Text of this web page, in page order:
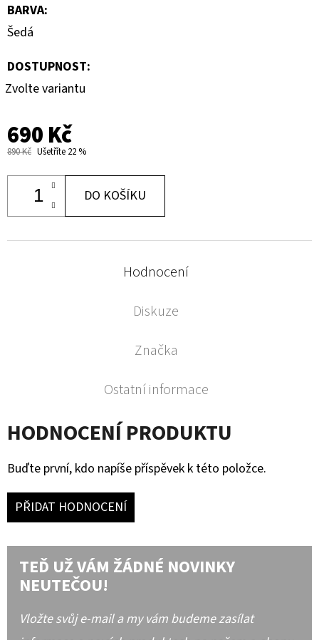
BARVA:
Šedá
DOSTUPNOST:
Zvolte variantu
690 Kč
890 Kč Ušetříte 22 %
DO KOŠÍKU
Hodnocení
Diskuze
Značka
Ostatní informace
HODNOCENÍ PRODUKTU
Buďte první, kdo napíše příspěvek k této položce.
PŘIDAT HODNOCENÍ
TEĎ UŽ VÁM ŽÁDNÉ NOVINKY
NEUTEČOU!
Vložte svůj e-mail a my vám budeme zasílat